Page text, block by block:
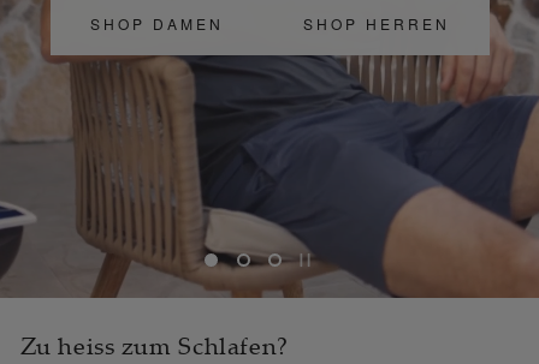
SHOP DAMEN SHOP HERREN
Zu heiss zum Schlafen?